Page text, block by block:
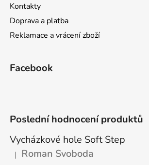
Kontakty
Doprava a platba
Reklamace a vrácení zboží
Facebook
Poslední hodnocení produktů
Vycházkové hole Soft Step
Hodnocení produktu je 5 z 5 hvězdiček.
| Roman Svoboda